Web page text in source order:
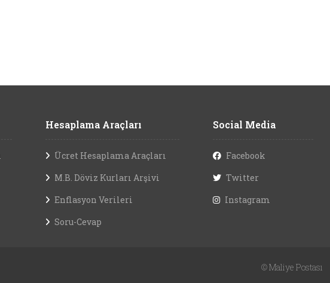
Hesaplama Araçları
Ücret Hesaplama Araçları
M.B. Döviz Kurları Arşivi
Enflasyon Verileri
Soru-Cevap
Social Media
Facebook
Twitter
Instagram
©Maliye Postası